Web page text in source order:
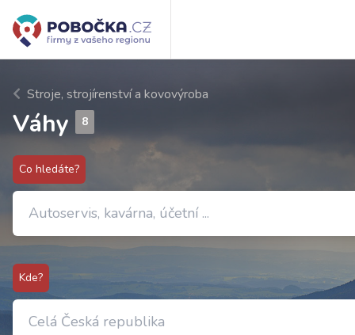
Stroje, strojírenství a kovovýroba
Váhy 8
Co hledáte?
Kde?